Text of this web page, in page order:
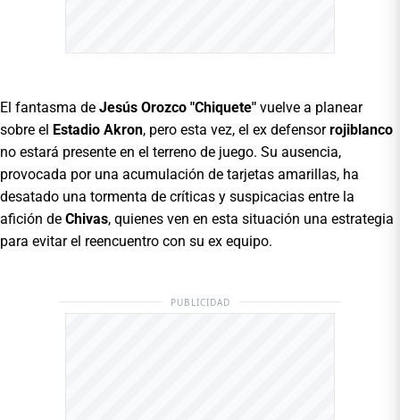
El fantasma de Jesús Orozco "Chiquete" vuelve a planear
sobre el Estadio Akron, pero esta vez, el ex defensorrojiblanco
no estará presente en el terreno de juego. Su ausencia,
provocada por una acumulación de tarjetas amarillas, ha
desatado una tormenta de críticas y suspicacias entre la
afición de Chivas, quienes ven en esta situación una estrategia
para evitar el reencuentro con su ex equipo.
PUBLICIDAD